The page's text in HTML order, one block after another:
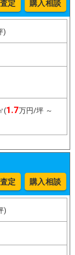
定 購入相談
)
(1.7万円/坪 ～
定 購入相談
)